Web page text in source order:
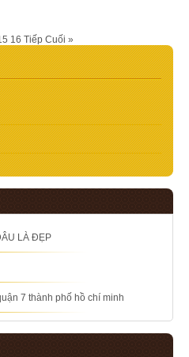
16 Tiếp Cuối »
LÀ ĐẸP
7 thành phố hồ chí minh